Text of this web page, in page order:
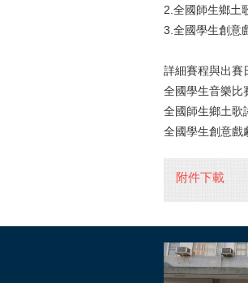
2.全國師生鄉土
3.全國學生創意
詳細賽程與出賽
全國學生音樂比
全國師生鄉土歌
全國學生創意戲
附件下載